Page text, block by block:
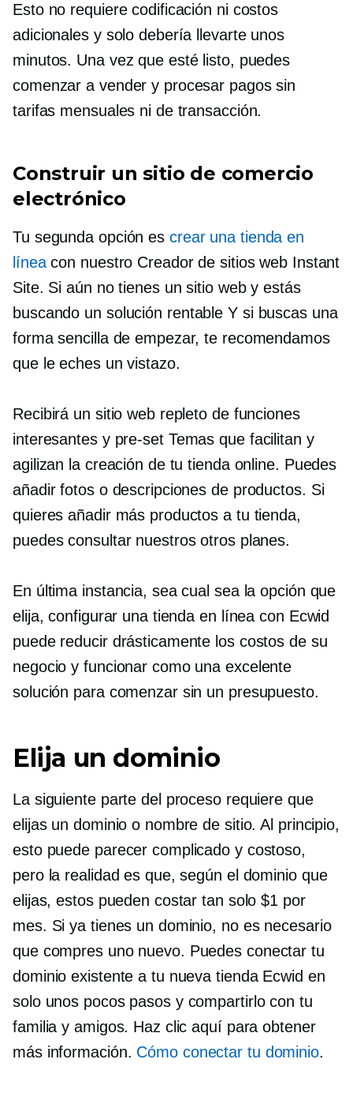
Esto no requiere codificación ni costos
adicionales y solo debería llevarte unos
minutos. Una vez que esté listo, puedes
comenzar a vender y procesar pagos sin
tarifas mensuales ni de transacción.
Construir un sitio de comercio
electrónico
Tu segunda opción es crear una tienda en
líneacon nuestro Creador de sitios web Instant
Site. Si aún no tienes un sitio web y estás
buscando un solución rentableY si buscas una
forma sencilla de empezar, te recomendamos
que le eches un vistazo.
Recibirá un sitio web repleto de funciones
interesantes y pre-setTemas que facilitan y
agilizan la creación de tu tienda online. Puedes
añadir fotos o descripciones de productos. Si
quieres añadir más productos a tu tienda,
puedes consultar nuestros otros planes.
En última instancia, sea cual sea la opción que
elija, configurar una tienda en línea con Ecwid
puede reducir drásticamente los costos de su
negocio y funcionar como una excelente
solución para comenzar sin un presupuesto.
Elija un dominio
La siguiente parte del proceso requiere que
elijas un dominio o nombre de sitio. Al principio,
esto puede parecer complicado y costoso,
pero la realidad es que, según el dominio que
elijas, estos pueden costar tan solo $1 por
mes. Si ya tienes un dominio, no es necesario
que compres uno nuevo. Puedes conectar tu
dominio existente a tu nueva tienda Ecwid en
solo unos pocos pasos y compartirlo con tu
familia y amigos. Haz clic aquí para obtener
más información. Cómo conectar tu dominio.